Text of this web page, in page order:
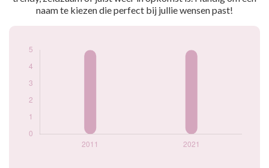
naam te kiezen die perfect bij jullie wensen past!